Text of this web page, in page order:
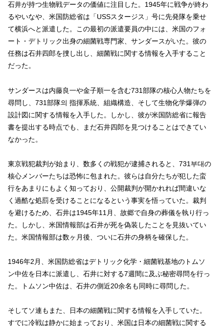
石井が持つ生物戦データの価値に注目した。1945年に戦争が終わ
るやいなや、米国防総省は「USSスタージス」号に先発隊を乗せ
て横浜へと派遣した。この最初の派遣要員の中には、米国のフォ
ート・デトリック出身の細菌戦専門家、サンダースがいた。彼の
任務は石井四郎を捜し出し、細菌戦に関する情報を入手すること
だった。
サンダースは内藤良一や金子順一を含む731部隊の核心人物たちを
尋問し、731部隊의 指揮系統、組織構造、そして生物化学爆弾の
設計図に関する情報を入手した。しかし、彼が米国防総省に報告
書を提出する時点でも、まだ石井四郎を見つけることはできてい
なかった。
東京戦犯裁判が始まり、数多くの戦犯が逮捕されると、731부대の
核心メンバーたちは恐怖に包まれた。彼らは自分たちが犯した蛮
行をあまりにもよく知っており、公開裁判が開かれれば間違いな
く過酷な処罰を受けることになるという事実を悟っていた。裁判
を避けるため、石井は1945年11月、故郷で自身の葬儀を執り行っ
た。しかし、米国情報部は石井が死を偽装したことを見抜いてい
た。米国情報部は数ヶ月後、ついに石井の身柄を確保した。
1946年2月、米国防総省はデトリック化学・細菌戦基地のトムソ
ン中佐を日本に派遣し、石井に対する7週間に及ぶ秘密尋問を行っ
た。トムソン中佐は、石井の側近20余名も同時に尋問した。
そしてソ連もまた、日本の細菌戦に関する情報を入手していた。
すでに冷戦は静かに始まっており、米国は日本の細菌戦に関する